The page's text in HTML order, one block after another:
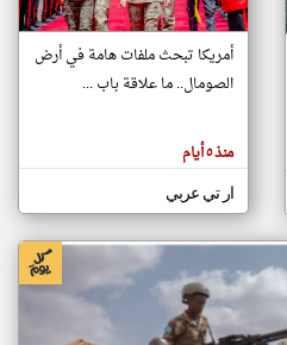
تغيير الدولة
اخبار الصومال على مدار الساعة
أهم اخبار الصومال العاجلة والمباشرة
أمريكا تبحث ملفات هامة في أرض
الصومال.. ما علاقة باب ...
منذ ٥ أيام
ار تي عربي
klyoum.com